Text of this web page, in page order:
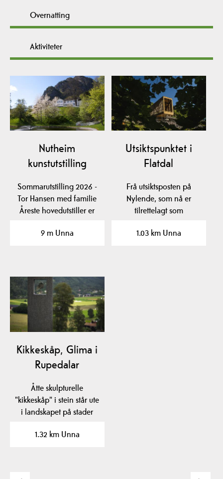
Overnatting
Aktiviteter
Nutheim
kunstutstilling
Sommarutstilling 2026 -
Tor Hansen med familie
Åreste hovedutstiller er
9 m Unna
Utsiktspunktet i
Flatdal
Frå utsiktsposten på
Nylende, som nå er
tilrettelagt som
ser du…
1.03 km Unna
Kikkeskåp, Glima i
Rupedalar
Åtte skulpturelle
"kikkeskåp" i stein står ute
i landskapet på stader
1.32 km Unna